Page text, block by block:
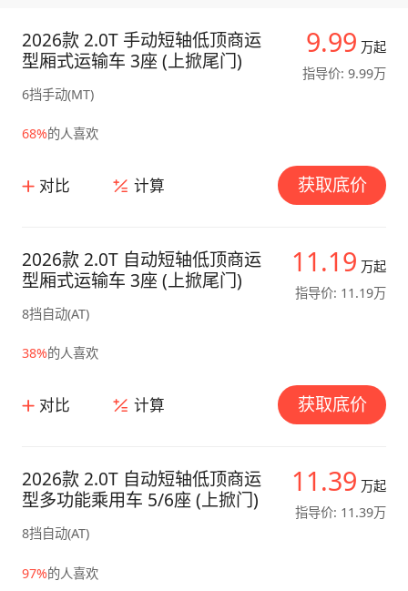
9.99 万起
指导价: 9.99万
2026款 2.0T 手动短轴低顶商运
型厢式运输车 3座 (上掀尾门)
6挡手动(MT)
68%的人喜欢
对比 计算 获取底价
11.19 万起
指导价: 11.19万
2026款 2.0T 自动短轴低顶商运
型厢式运输车 3座 (上掀尾门)
8挡自动(AT)
38%的人喜欢
对比 计算 获取底价
11.39 万起
指导价: 11.39万
2026款 2.0T 自动短轴低顶商运
型多功能乘用车 5/6座 (上掀门)
8挡自动(AT)
97%的人喜欢